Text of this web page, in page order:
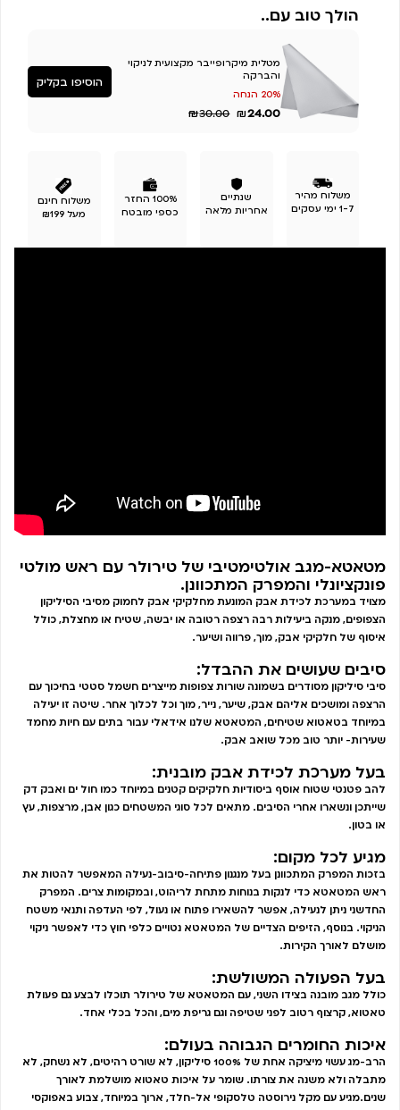
הולך טוב עם..
מטלית מיקרופייבר מקצועית לניקוי
והברקה
20% הנחה
₪24.00
₪30.00
הוסיפו בקליק
משלוח מהיר
1-7 ימי עסקים
שנתיים
אחריות מלאה
100% החזר
כספי מובטח
משלוח חינם
מעל ₪199
מטאטא-מגב אולטימטיבי של טירולר עם ראש מולטי
פונקציונלי והמפרק המתכוונן.
מצויד במערכת לכידת אבק המונעת מחלקיקי אבק לחמוק מסיבי הסיליקון
הצפופים, מנקה ביעילות רבה רצפה רטובה או יבשה, שטיח או מחצלת, כולל
איסוף של חלקיקי אבק, מוך, פרווה ושיער.
סיבים שעושים את ההבדל:
סיבי סיליקון מסודרים בשמונה שורות צפופות מייצרים חשמל סטטי בחיכוך עם
הרצפה ומושכים אליהם אבק, שיער, נייר, מוך וכל לכלוך אחר. שיטה זו יעילה
במיוחד בטאטוא שטיחים, המטאטא שלנו אידאלי עבור בתים עם חיות מחמד
שעירות- יותר טוב מכל שואב אבק.
בעל מערכת לכידת אבק מובנית:
להב פטנטי שטוח אוסף ביסודיות חלקיקים קטנים במיוחד כמו חול ים ואבק דק
שייתכן ונשארו אחרי הסיבים. מתאים לכל סוגי המשטחים כגון אבן, מרצפות, עץ
או בטון.
מגיע לכל מקום:
בזכות המפרק המתכוונן בעל מנגנון פתיחה-סיבוב-נעילה המאפשר להטות את
ראש המטאטא כדי לנקות בנוחות מתחת לריהוט, ובמקומות צרים. המפרק
החדשני ניתן לנעילה, אפשר להשאירו פתוח או נעול, לפי העדפה ותנאי משטח
הניקוי. בנוסף, הזיפים הצדיים של המטאטא נטויים כלפי חוץ כדי לאפשר ניקוי
מושלם לאורך הקירות.
בעל הפעולה המשולשת:
כולל מגב מובנה בצידו השני, עם המטאטא של טירולר תוכלו לבצע גם פעולת
טאטוא, קרצוף רטוב לפני שטיפה וגם גריפת מים, והכל בכלי אחד.
איכות החומרים הגבוהה בעולם:
הרב-מג עשוי מיציקה אחת של 100% סיליקון, לא שורט רהיטים, לא נשחק, לא
מתבלה ולא משנה את צורתו. שומר על איכות טאטוא מושלמת לאורך
שנים.מגיע עם מקל נירוסטה טלסקופי אל-חלד, ארוך במיוחד, צבוע באפוקסי